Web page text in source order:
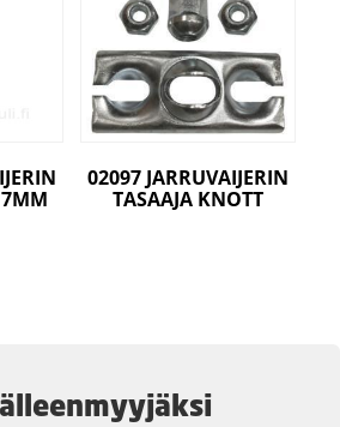
02097 JARRUVAIJERIN
TASAAJA KNOTT